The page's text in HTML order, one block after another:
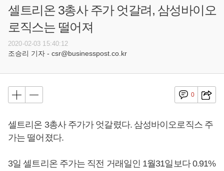
셀트리온 3총사 주가 엇갈려, 삼성바이오
로직스는 떨어져
2020-02-03 15:40:12
조승리 기자 - csr@businesspost.co.kr
0
셀트리온 3총사 주가가 엇갈렸다. 삼성바이오로직스 주
가는 떨어졌다.
3일 셀트리온 주가는 직전 거래일인 1월31일보다 0.91%